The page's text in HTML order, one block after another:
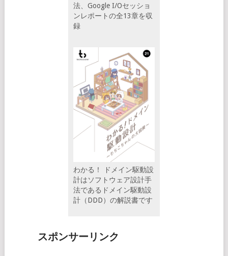
法、Google I/Oセッショ
ンレポートの全13章を収
録
わかる！ ドメイン駆動設
計はソフトウェア設計手
法であるドメイン駆動設
計（DDD）の解説書です
スポンサーリンク